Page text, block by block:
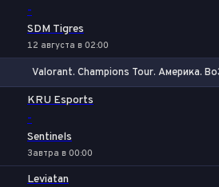
-
SDM Tigres
12 августа в 02:00
Valorant. Champions Tour. Америка.
KRU Esports
-
Sentinels
Завтра в 00:00
Leviatan